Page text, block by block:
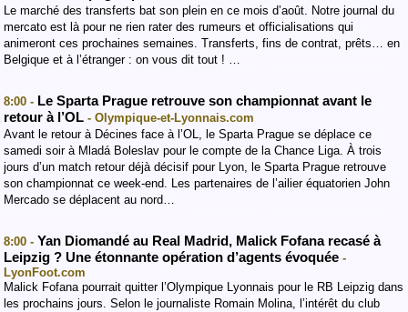
Le marché des transferts bat son plein en ce mois d’août. Notre journal du
mercato est là pour ne rien rater des rumeurs et officialisations qui
animeront ces prochaines semaines. Transferts, fins de contrat, prêts… en
Belgique et à l’étranger : on vous dit tout ! …
8:00 - Le Sparta Prague retrouve son championnat avant le
retour à l’OL - Olympique-et-Lyonnais.com
Avant le retour à Décines face à l’OL, le Sparta Prague se déplace ce
samedi soir à Mladá Boleslav pour le compte de la Chance Liga. À trois
jours d’un match retour déjà décisif pour Lyon, le Sparta Prague retrouve
son championnat ce week-end. Les partenaires de l’ailier équatorien John
Mercado se déplacent au nord…
8:00 - Yan Diomandé au Real Madrid, Malick Fofana recasé à
Leipzig ? Une étonnante opération d’agents évoquée -
LyonFoot.com
Malick Fofana pourrait quitter l’Olympique Lyonnais pour le RB Leipzig dans
les prochains jours. Selon le journaliste Romain Molina, l’intérêt du club